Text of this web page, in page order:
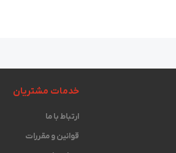
خدمات مشتریان
ارتباط با ما
قوانین و مقررات